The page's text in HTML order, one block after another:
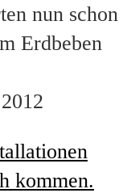
nun schon
Erdbeben
kommen.